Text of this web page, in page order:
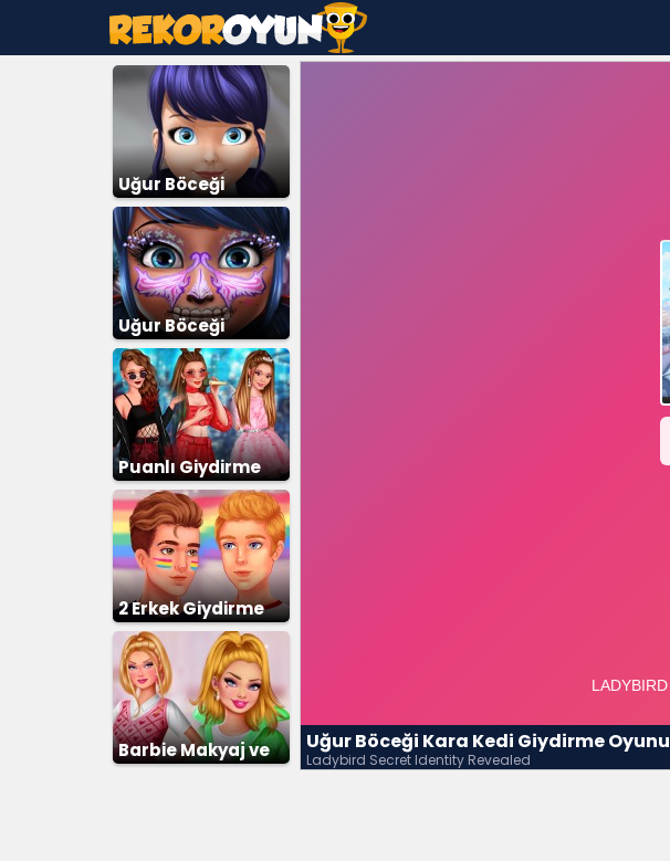
Uğur Böceği
Makyaj Yapma
Uğur Böceği
Cadılar Bayramı
Makyajı
Puanlı Giydirme
2 Erkek Giydirme
Barbie Makyaj ve
Uğur Böceği Kara Kedi Giydirme Oyunu
Ladybird Secret Identity Revealed